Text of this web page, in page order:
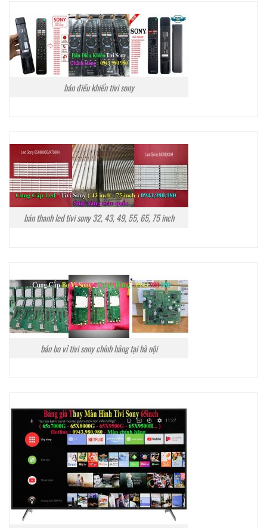
bán điều khiển tivi sony
bán thanh led tivi sony 32, 43, 49, 55, 65, 75 inch
bán bo vỉ tivi sony chính hãng tại hà nội